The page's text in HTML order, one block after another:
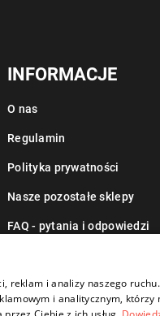
INFORMACJE
O nas
Regulamin
Polityka prywatności
Nasze pozostałe sklepy
FAQ - pytania i odpowiedzi
reklam i analizy naszego
i analitycznym,